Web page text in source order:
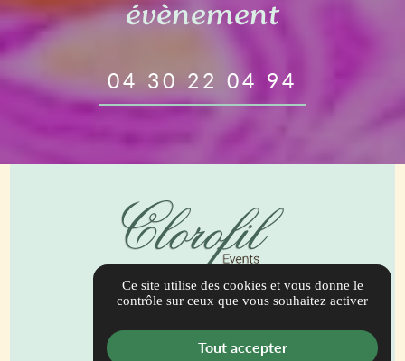
évènement
04 30 22 04 94
944 Bis Route de Draguignan
contact@clorofilevents.com
Ce site utilise des cookies et vous donne le
contrôle sur ceux que vous souhaitez activer
Tout accepter